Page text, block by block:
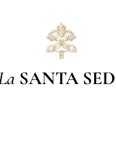
SANTA